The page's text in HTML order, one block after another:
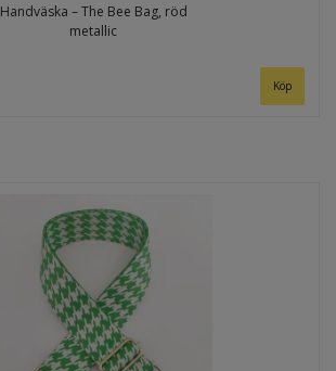
Handväska – The Bee Bag, röd
metallic